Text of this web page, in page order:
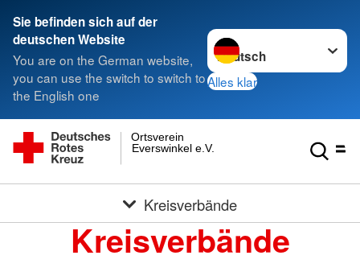
Sie befinden sich auf der
deutschen Website
You are on the German website,
you can use the switch to switch to
the English one
Sprache wechseln zu
Alles klar
Everswinkel e.V.
Ortsverein
Kreisverbände
Kreisverbände